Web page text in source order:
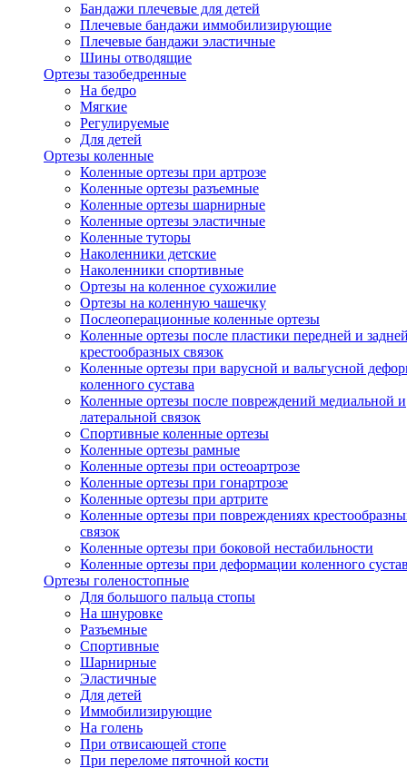
Бандажи плечевые для детей
Плечевые бандажи иммобилизирующие
Плечевые бандажи эластичные
Шины отводящие
Ортезы тазобедренные
На бедро
Мягкие
Регулируемые
Для детей
Ортезы коленные
Коленные ортезы при артрозе
Коленные ортезы разъемные
Коленные ортезы шарнирные
Коленные ортезы эластичные
Коленные туторы
Наколенники детские
Наколенники спортивные
Ортезы на коленное сухожилие
Ортезы на коленную чашечку
Послеоперационные коленные ортезы
Коленные ортезы после пластики передней и
крестообразных связок
Коленные ортезы при варусной и вальгусной
коленного сустава
Коленные ортезы после повреждений медиальной и
латеральной связок
Спортивные коленные ортезы
Коленные ортезы рамные
Коленные ортезы при остеоартрозе
Коленные ортезы при гонартрозе
Коленные ортезы при артрите
Коленные ортезы при повреждениях
связок
Коленные ортезы при боковой нестабильности
Коленные ортезы при деформации коленного
Ортезы голеностопные
Для большого пальца стопы
На шнуровке
Разъемные
Спортивные
Шарнирные
Эластичные
Для детей
Иммобилизирующие
На голень
При отвисающей стопе
При переломе пяточной кости